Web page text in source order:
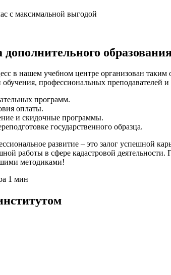
с максимальной выгодой
дополнительного
в нашем учебном центре организован
профессиональных преподавателей
программ.
оплаты.
и скидочные программы.
государственного образца.
развитие – это залог успешной
работы в сфере кадастровой
методиками!
1 мин